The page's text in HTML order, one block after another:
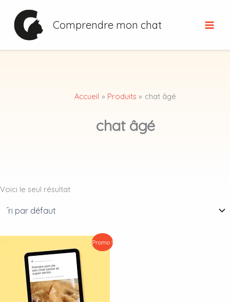
contenu
Comprendre mon chat
Accueil Produits chat âgé
chat âgé
Voici le seul résultat
Promo !